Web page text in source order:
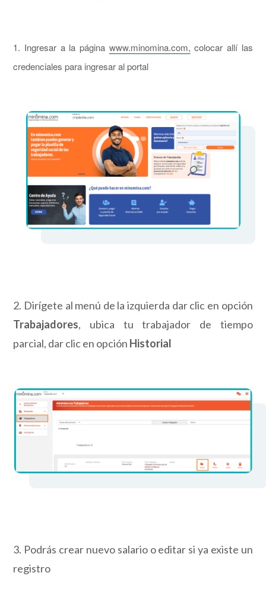
1. Ingresar a la página www.minomina.com, colocar allí las
credenciales para ingresar al portal
2. Dirígete al menú de la izquierda dar clic en opción
Trabajadores, ubica tu trabajador de tiempo
parcial, dar clic en opción Historial
3. Podrás crear nuevo salario o editar si ya existe un
registro